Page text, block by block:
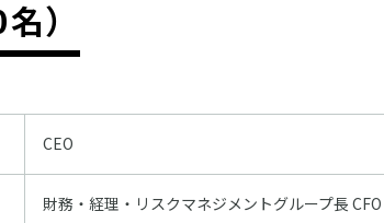
）
CEO
財務・経理・リスクマネジメントグループ長 CFO